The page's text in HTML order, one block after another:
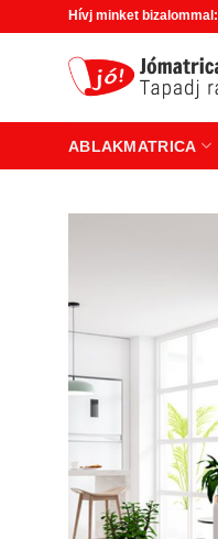
Hívj minket bizalommal:
ABLAKMATRICA